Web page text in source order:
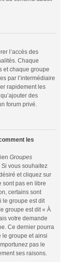
l’accès des
Chaque
et chaque groupe
par l’intermédiaire
rapidement les
des
forum privé.
les
Groupes
Si vous souhaitez
et cliquez sur
sont pas en libre
certains sont
le groupe est dit
groupe est dit « À
votre demande
Ce dernier pourra
le groupe et ainsi
pas le
ses raisons.